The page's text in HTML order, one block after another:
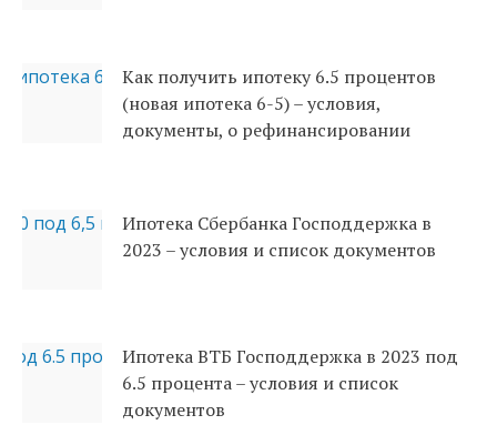
Как получить ипотеку 6.5 процентов
(новая ипотека 6-5) – условия,
документы, о рефинансировании
Ипотека Сбербанка Господдержка в
2023 – условия и список документов
Ипотека ВТБ Господдержка в 2023 под
6.5 процента – условия и список
документов